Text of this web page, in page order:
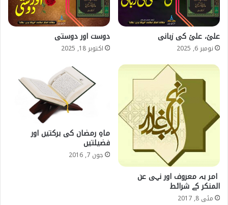
علیؑ، علیؑ کی زبانی
نومبر 6, 2025
دوست اور دوستی
اکتوبر 18, 2025
امر بہ معروف اور نہی عن
المنکر کے شرائط
مئی 8, 2017
ماہِ رمضان کی برکتیں اور
فضیلتیں
جون 7, 2016